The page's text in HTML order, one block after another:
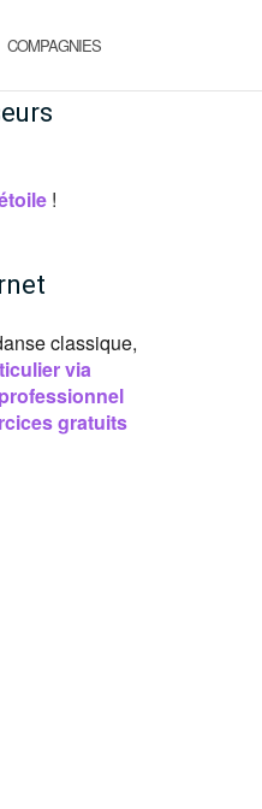
COMPAGNIES
!
classique,
via
gratuits